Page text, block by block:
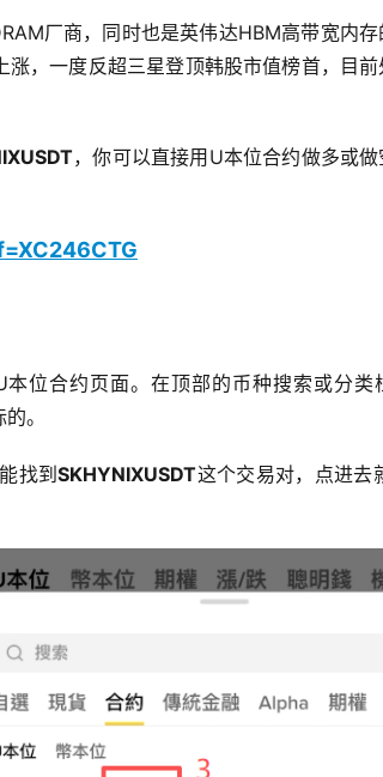
厂商，同时也是英伟达HBM高带宽内存
，一度反超三星登顶韩股市值榜首，目
，你可以直接用U本位合约做多或
本位合约页面。在顶部的币种搜索或分类
。
找到SKHYNIXUSDT这个交易对，点进去